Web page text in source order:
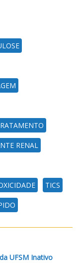
RENAL
TICS
UFSM Inativo